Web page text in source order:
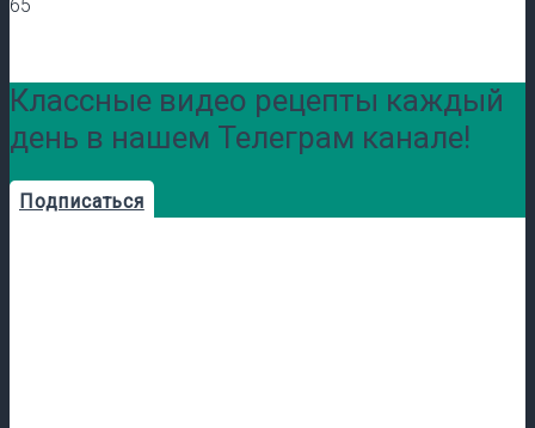
65
Классные видео рецепты каждый
день в нашем Телеграм канале!
Подписаться